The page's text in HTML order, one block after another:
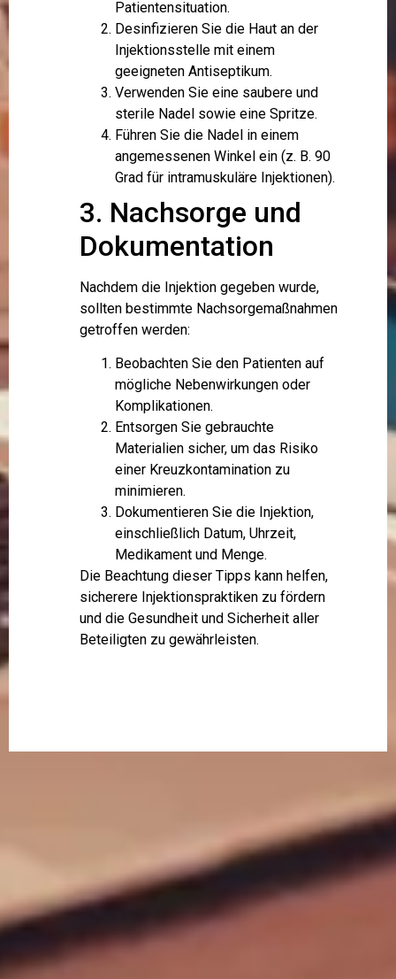
Patientensituation.
Desinfizieren Sie die Haut an der
Injektionsstelle mit einem
geeigneten Antiseptikum.
Verwenden Sie eine saubere und
sterile Nadel sowie eine Spritze.
Führen Sie die Nadel in einem
angemessenen Winkel ein (z. B. 90
Grad für intramuskuläre Injektionen).
3. Nachsorge und
Dokumentation
Nachdem die Injektion gegeben wurde,
sollten bestimmte Nachsorgemaßnahmen
getroffen werden:
Beobachten Sie den Patienten auf
mögliche Nebenwirkungen oder
Komplikationen.
Entsorgen Sie gebrauchte
Materialien sicher, um das Risiko
einer Kreuzkontamination zu
minimieren.
Dokumentieren Sie die Injektion,
einschließlich Datum, Uhrzeit,
Medikament und Menge.
Die Beachtung dieser Tipps kann helfen,
sicherere Injektionspraktiken zu fördern
und die Gesundheit und Sicherheit aller
Beteiligten zu gewährleisten.